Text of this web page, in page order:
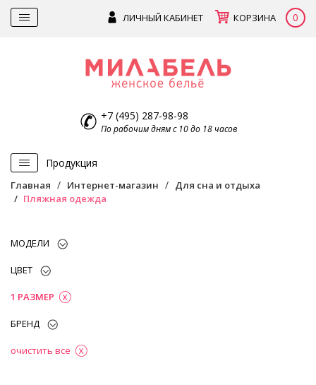
ЛИЧНЫЙ КАБИНЕТ КОРЗИНА 0
+7 (495) 287-98-98
По рабочим дням с 10 до 18 часов
Продукция
Главная Интернет-магазин
Для сна и отдыха
Пляжная одежда
МОДЕЛИ
ЦВЕТ
1 РАЗМЕР
БРЕНД
очистить все